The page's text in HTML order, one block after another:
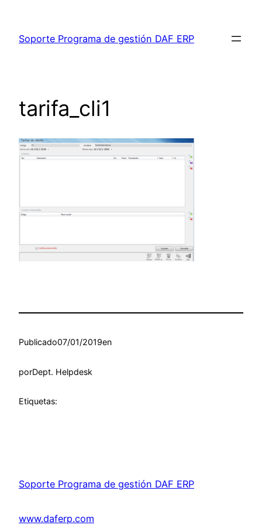
contenido
Soporte Programa de gestión DAF ERP
tarifa_cli1
Publicado07/01/2019en
porDept. Helpdesk
Etiquetas:
Soporte Programa de gestión DAF ERP
www.daferp.com